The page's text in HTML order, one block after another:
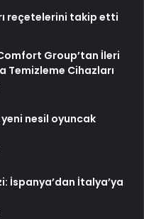
reçetelerini takip etti
Group’tan İleri
Temizleme Cihazları
nesil oyuncak
İspanya’dan İtalya’ya